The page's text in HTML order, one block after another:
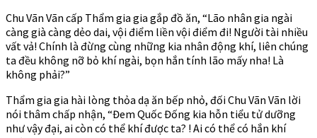
Chu Vãn Vãn cấp Thẩm gia gia gắp đồ ăn, “Lão nhân gia ngài
càng già càng dẻo dai, vội điểm liền vội điểm đi! Người tài nhiều
vất vả! Chính là đừng cùng những kia nhân động khí, liên chúng
ta đều không nỡ bỏ khí ngài, bọn hắn tính lão mấy nha! Là
không phải?”
Thẩm gia gia hài lòng thỏa dạ ăn bếp nhỏ, đối Chu Vãn Vãn lời
nói thâm chấp nhận, “Đem Quốc Đống kia hỗn tiểu tử dưỡng
như vậy đại, ai còn có thể khí được ta? ! Ai có thể có hắn khí